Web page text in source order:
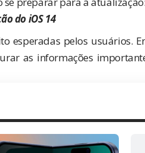
do iOS 14
esperadas pelos usuários.
as informações